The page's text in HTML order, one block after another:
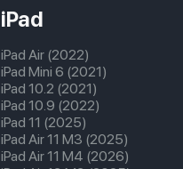
iPad
iPad Air (2022)
iPad Mini 6 (2021)
iPad 10.2 (2021)
iPad 10.9 (2022)
iPad 11 (2025)
iPad Air 11 M3 (2025)
iPad Air 11 M4 (2026)